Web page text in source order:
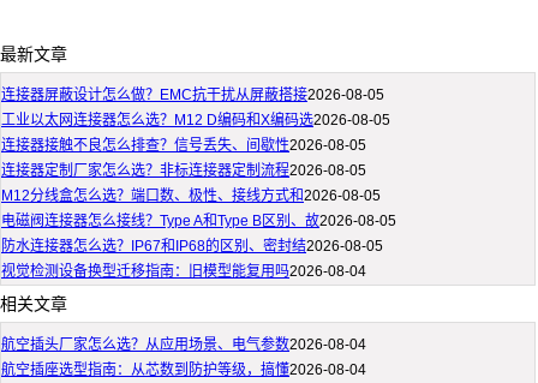
最新文章
连接器屏蔽设计怎么做？EMC抗干扰从屏蔽搭接2026-08-05
工业以太网连接器怎么选？M12 D编码和X编码选2026-08-05
连接器接触不良怎么排查？信号丢失、间歇性2026-08-05
连接器定制厂家怎么选？非标连接器定制流程2026-08-05
M12分线盒怎么选？端口数、极性、接线方式和2026-08-05
电磁阀连接器怎么接线？Type A和Type B区别、故2026-08-05
防水连接器怎么选？IP67和IP68的区别、密封结2026-08-05
视觉检测设备换型迁移指南：旧模型能复用吗2026-08-04
相关文章
航空插头厂家怎么选？从应用场景、电气参数2026-08-04
航空插座选型指南：从芯数到防护等级，搞懂2026-08-04